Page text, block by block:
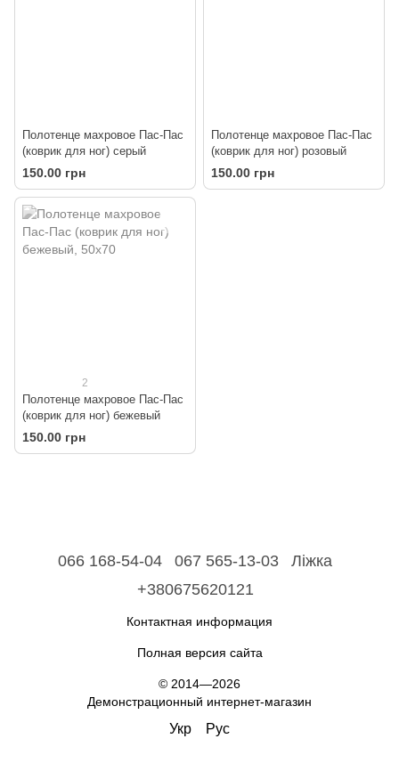
Полотенце махровое Пас-Пас
(коврик для ног) серый
150.00 грн
Полотенце махровое Пас-Пас
(коврик для ног) розовый
150.00 грн
2
Полотенце махровое Пас-Пас
(коврик для ног) бежевый
150.00 грн
066 168-54-04 067 565-13-03
Ліжка
+380675620121
Контактная информация
Полная версия сайта
© 2014—2026
Демонстрационный интернет-магазин
Укр Рус